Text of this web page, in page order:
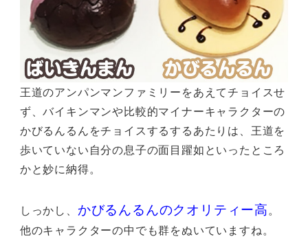
王道のアンパンマンファミリーをあえてチョイスせ
ず、バイキンマンや比較的マイナーキャラクターの
かびるんるんをチョイスするするあたりは、王道を
歩いていない自分の息子の面目躍如といったところ
かと妙に納得。
しっかし、 かびるんるんのクオリティー高。
他のキャラクターの中でも群をぬいていますね。